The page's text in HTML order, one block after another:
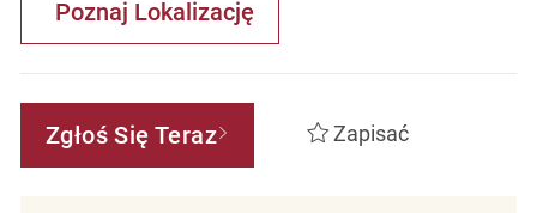
Poznaj Lokalizację
Zgłoś Się Teraz Zapisać